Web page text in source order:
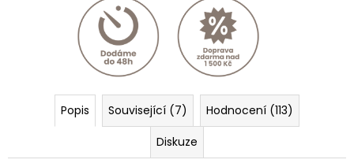
Popis Související (7)
Hodnocení (113)
Diskuze